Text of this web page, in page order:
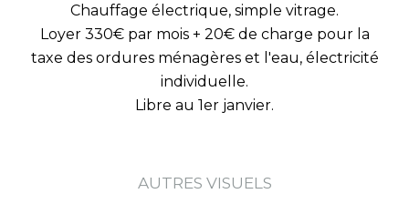
Chauffage électrique, simple vitrage.
Loyer 330€ par mois + 20€ de charge pour la
taxe des ordures ménagères et l'eau, électricité
individuelle.
Libre au 1er janvier.
AUTRES VISUELS